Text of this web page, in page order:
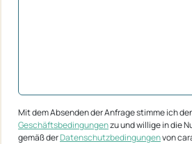
Mit dem Absenden der Anfrage stimme ich
Geschäftsbedingungenzu und willige in die
gemäß derDatenschutzbedingungenvon